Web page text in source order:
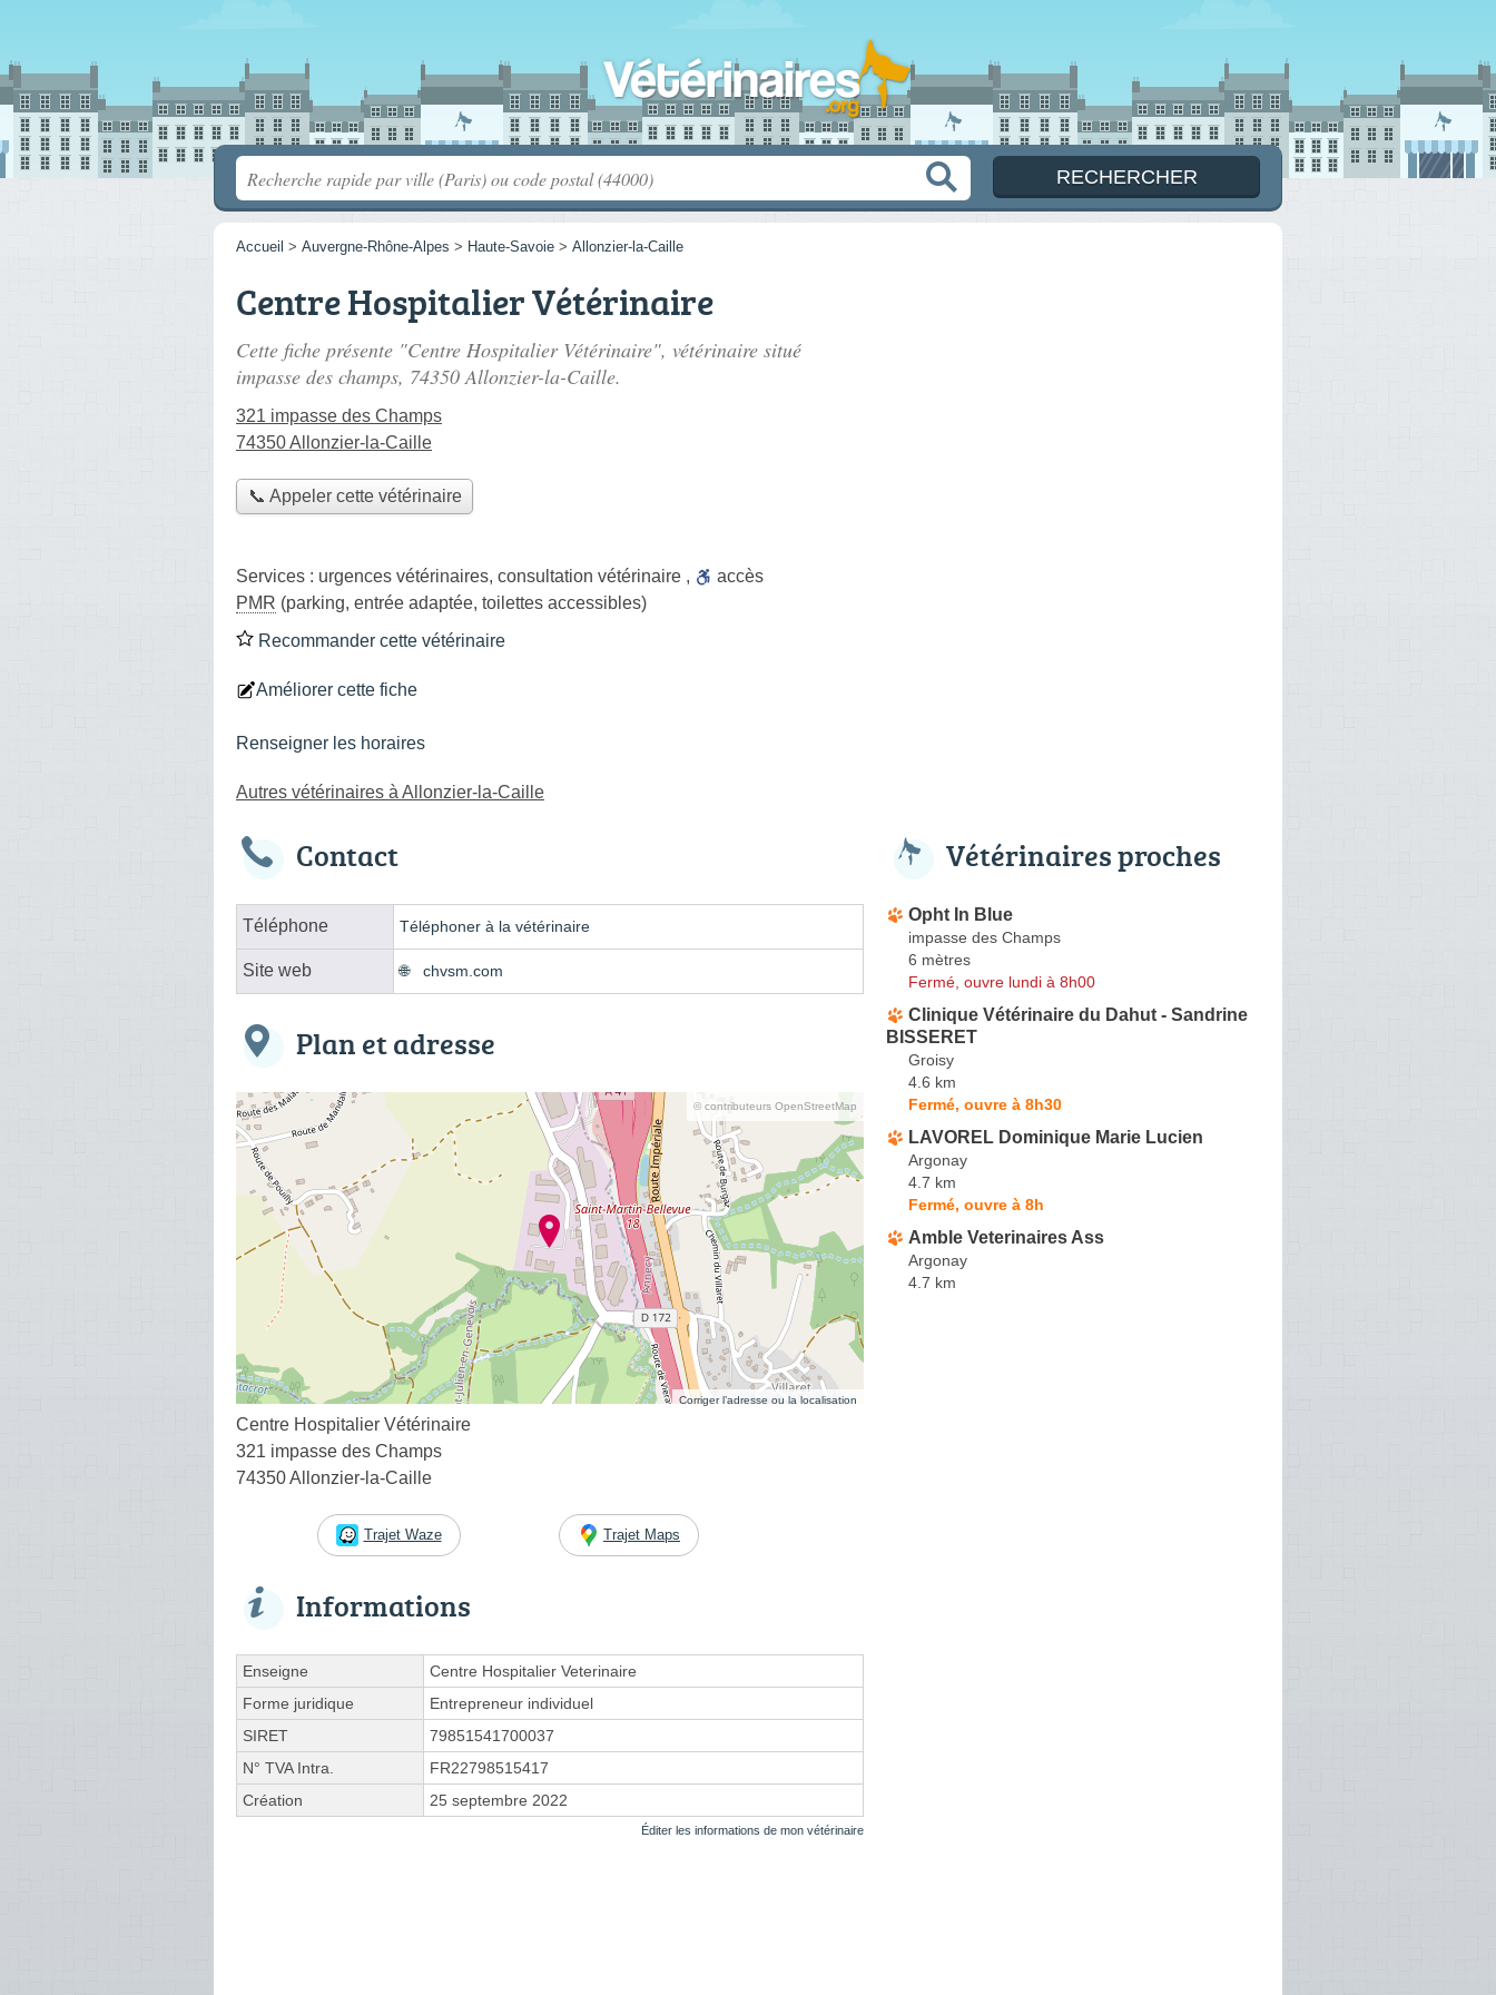
Accueil > Auvergne-Rhône-Alpes > Haute-Savoie > Allonzier-la-Caille
Centre Hospitalier Vétérinaire
Cette fiche présente "Centre Hospitalier Vétérinaire", vétérinaire situé
impasse des champs, 74350 Allonzier-la-Caille.
321 impasse des Champs
74350 Allonzier-la-Caille
📞 Appeler cette vétérinaire
Services : urgences vétérinaires, consultation vétérinaire ,
accès
PMR (parking, entrée adaptée, toilettes accessibles)
Recommander cette vétérinaire
Améliorer cette fiche
Renseigner les horaires
Autres vétérinaires à Allonzier-la-Caille
Contact
Téléphone Téléphoner à la vétérinaire
Site web chvsm.com
Plan et adresse
© contributeurs OpenStreetMap
Corriger l’adresse ou la localisation
Centre Hospitalier Vétérinaire
321 impasse des Champs
74350 Allonzier-la-Caille
Trajet Waze Trajet Maps
Informations
Enseigne
Centre Hospitalier Veterinaire
Forme juridique
Entrepreneur individuel
SIRET
79851541700037
N° TVA Intra.
FR22798515417
Création
25 septembre 2022
Éditer les informations de mon vétérinaire
Vétérinaires proches
Opht In Blue
impasse des Champs
6 mètres
Fermé, ouvre lundi à 8h00
Clinique Vétérinaire du Dahut - Sandrine
BISSERET
Groisy
4.6 km
Fermé, ouvre à 8h30
LAVOREL Dominique Marie Lucien
Argonay
4.7 km
Fermé, ouvre à 8h
Amble Veterinaires Ass
Argonay
4.7 km